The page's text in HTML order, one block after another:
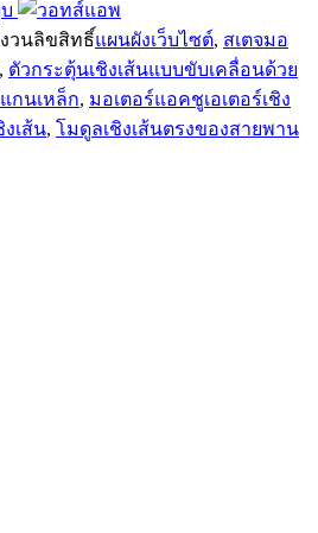
งวนลิขสิทธิ์แผนผังเว็บไซต์, สเตจมอ
, ตัวกระตุ้นเชิงเส้นแบบขับเคลื่อนด้วย
กนเหล็ก, มอเตอร์แอคชูเอเตอร์เชิง
เส้น, โมดูลเชิงเส้นตรงของสายพาน